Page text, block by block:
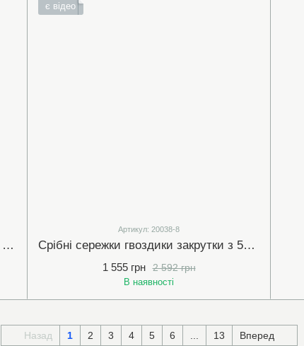
Срібні сережки гвоздики з фіанітами 6мм (арт.524001)
є відео
Артикул: 20038-8
Срібні сережки гвоздики закрутки з 5мм фіанітами (арт.20038-9)
2 592 грн
1 555 грн
В наявності
Назад 1 2 3 4 5 6 13 Вперед